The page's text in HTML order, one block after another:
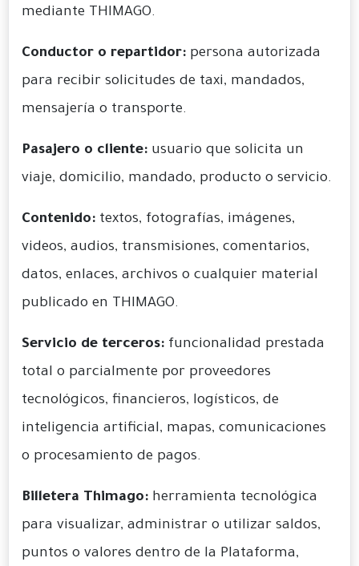
mediante THIMAGO.
Conductor o repartidor: persona autorizada
para recibir solicitudes de taxi, mandados,
mensajería o transporte.
Pasajero o cliente: usuario que solicita un
viaje, domicilio, mandado, producto o servicio.
Contenido: textos, fotografías, imágenes,
videos, audios, transmisiones, comentarios,
datos, enlaces, archivos o cualquier material
publicado en THIMAGO.
Servicio de terceros: funcionalidad prestada
total o parcialmente por proveedores
tecnológicos, financieros, logísticos, de
inteligencia artificial, mapas, comunicaciones
o procesamiento de pagos.
Billetera Thimago: herramienta tecnológica
para visualizar, administrar o utilizar saldos,
puntos o valores dentro de la Plataforma,